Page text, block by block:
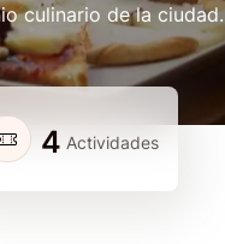
culinario de la ciudad.
4 Actividades